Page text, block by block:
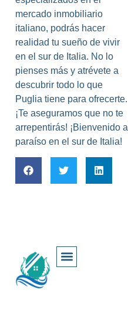
mercado inmobiliario
italiano, podrás hacer
realidad tu sueño de vivir
en el sur de Italia. No lo
pienses más y atrévete a
descubrir todo lo que
Puglia tiene para ofrecerte.
¡Te aseguramos que no te
arrepentirás! ¡Bienvenido al
paraíso en el sur de Italia!